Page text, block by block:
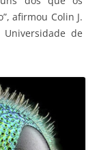
afirmou Colin J.
de